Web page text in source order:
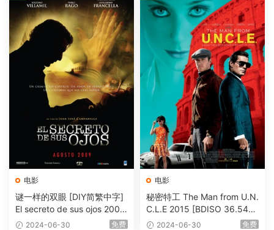
电影
谜一样的双眼 [DIY简繁中字]
El secreto de sus ojos 2009
1080p Blu-ray AVC DTS-HD
2024-06-30 免费
电影
秘密特工 The Man from U.N.
C.L.E 2015 [BDISO 36.54G
B] 2024-06-30 免费